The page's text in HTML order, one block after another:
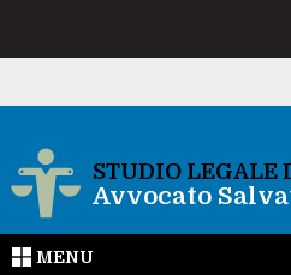
STUDIO LEGALE
Avvocato
MENU